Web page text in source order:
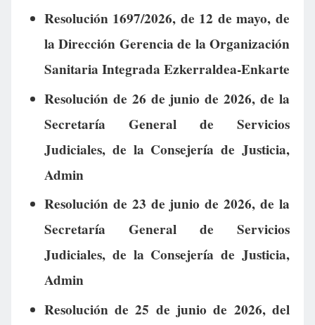
Resolución 1697/2026, de 12 de mayo, de
la Dirección Gerencia de la Organización
Sanitaria Integrada Ezkerraldea-Enkarte
Resolución de 26 de junio de 2026, de la
Secretaría General de Servicios
Judiciales, de la Consejería de Justicia,
Admin
Resolución de 23 de junio de 2026, de la
Secretaría General de Servicios
Judiciales, de la Consejería de Justicia,
Admin
Resolución de 25 de junio de 2026, del